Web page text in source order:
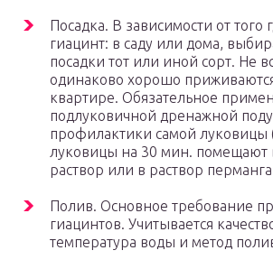
Посадка. В зависимости от того
гиацинт: в саду или дома,
посадки тот или иной сорт. Не
одинаково хорошо
квартире. Обязательное
подлуковичной дренажной
профилактики самой луковицы
луковицы на 30 мин.
раствор или в раствор
Полив. Основное требование
гиацинтов. Учитывается
температура воды и метод